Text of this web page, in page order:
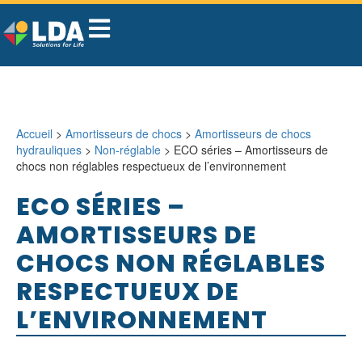
Accueil > Amortisseurs de chocs > Amortisseurs de chocs
hydrauliques > Non-réglable > ECO séries – Amortisseurs de
chocs non réglables respectueux de l’environnement
ECO SÉRIES –
AMORTISSEURS DE
CHOCS NON RÉGLABLES
RESPECTUEUX DE
L’ENVIRONNEMENT